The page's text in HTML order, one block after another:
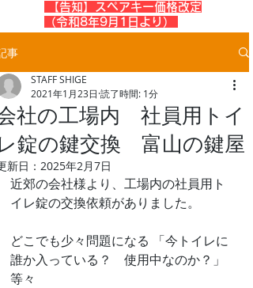
​【告知】スペアキー価格改定
（令和8年9月1日より）
事
社の工場内 社員用トイ
錠の鍵交換 富山の鍵屋
STAFF SHIGE
2021年1月23日 読了時間: 1分
新日： 2025年2月7日
近郊の会社様より、工場内の社員用ト
イレ錠の交換依頼がありました。
どこでも少々問題になる 「今トイレに
誰か入っている？　使用中なのか？」
等々